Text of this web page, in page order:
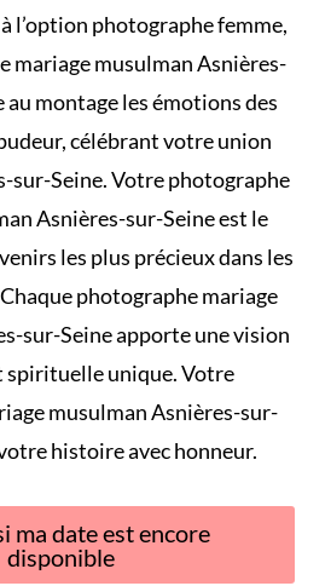
l’option photographe femme,
mariage musulman Asnières-
montage les émotions des
célébrant votre union
sur-Seine. Votre photographe
Asnières-sur-Seine est le
les plus précieux dans les
photographe mariage
sur-Seine apporte une vision
unique. Votre
musulman Asnières-sur-
histoire avec honneur.
ma date est encore
disponible